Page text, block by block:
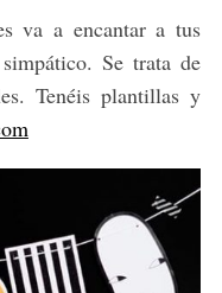
va a encantar a tus
Se trata de
Tenéis plantillas y